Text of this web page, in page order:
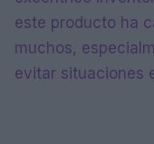
este producto ha
muchos,
evitar situaciones